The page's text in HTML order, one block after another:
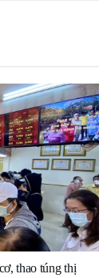
thao túng thị